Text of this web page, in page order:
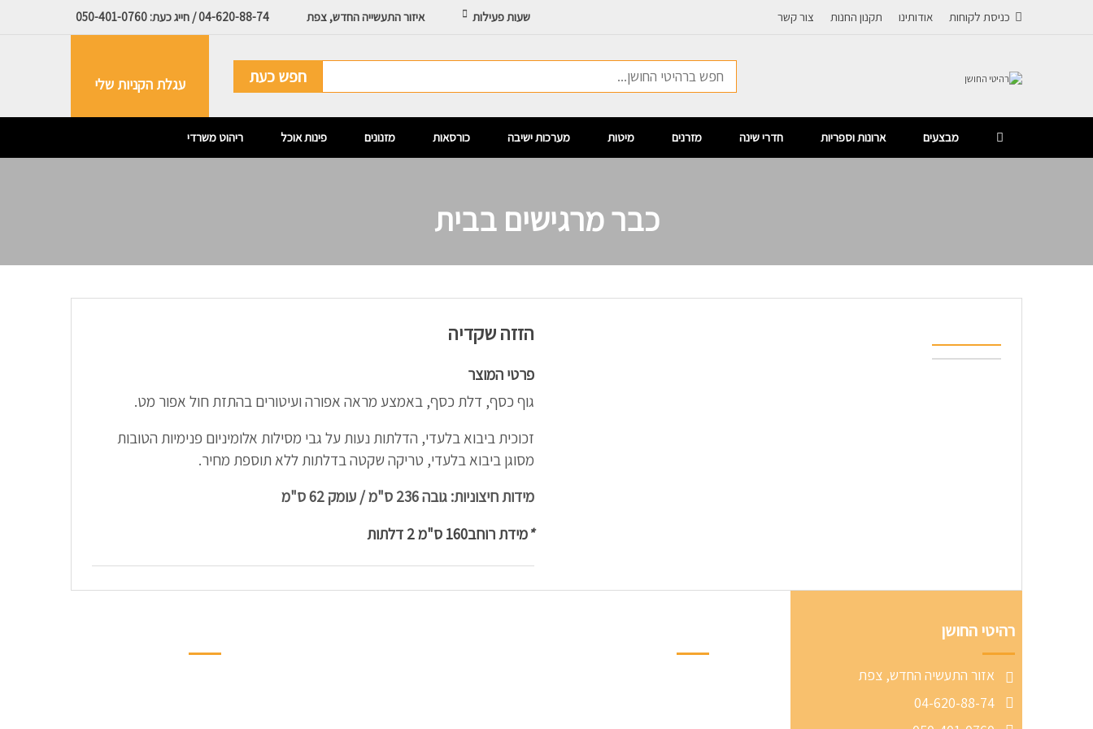
כניסת לקוחות אודותינו תקנון החנות צור קשר שעות פעילות איזור התעשייה החדש, צפת 04-620-88-74 / חייג כעת: 050-401-0760
חפש כעת עגלת הקניות שלי
מבצעים ארונות וספריות חדרי שינה מזרנים מיטות מערכות ישיבה כורסאות מזנונים פינות אוכל ריהוט משרדי
כבר מרגישים בבית
הזזה שקדיה
פרטי המוצר
גוף כסף, דלת כסף, באמצע מראה אפורה ועיטורים בהתזת חול אפור מט.
זכוכית ביבוא בלעדי, הדלתות נעות על גבי מסילות אלומיניום פנימיות הטובות
מסוגן ביבוא בלעדי, טריקה שקטה בדלתות ללא תוספת מחיר.
מידות חיצוניות: גובה 236 ס"מ / עומק 62 ס"מ
*מידת רוחב160 ס"מ 2 דלתות
רהיטי החושן
אזור התעשיה החדש, צפת
04-620-88-74